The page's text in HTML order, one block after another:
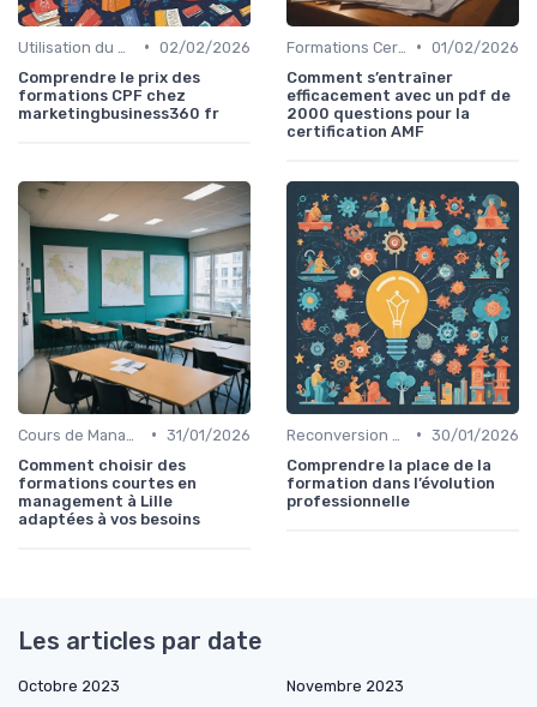
• 02/02/2026
Comprendre le prix des
formations CPF chez
marketingbusiness360 fr
• 01/02/2026
Comment s’entraîner
efficacement avec un pdf de
2000 questions pour la
certification AMF
• 31/01/2026
Comment choisir des
formations courtes en
management à Lille
adaptées à vos besoins
• 30/01/2026
Comprendre la place de la
formation dans l’évolution
professionnelle
Les articles par date
Octobre 2023
Novembre 2023